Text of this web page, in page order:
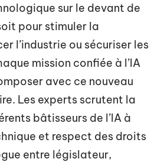
sur le devant de
pour stimuler la
l’industrie ou sécuriser les
mission confiée à l’IA
avec ce nouveau
Les experts scrutent la
bâtisseurs de l’IA à
et respect des droits
entre législateur,